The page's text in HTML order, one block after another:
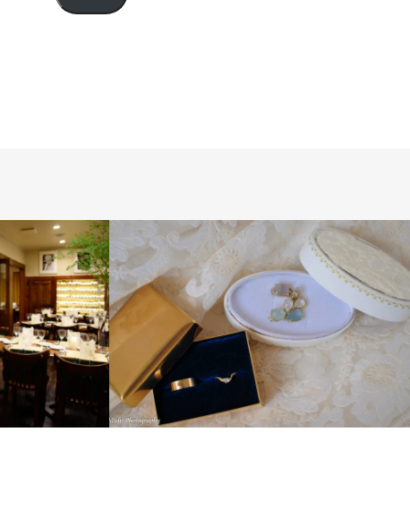
ル
INTERNATIONAL LONDON PHOTO
SESSION PRE WEDDING WEDDING